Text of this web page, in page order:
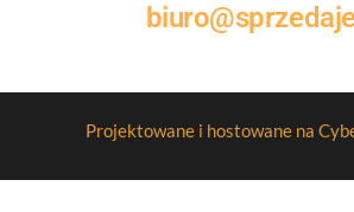
Projektowane i hostowane na